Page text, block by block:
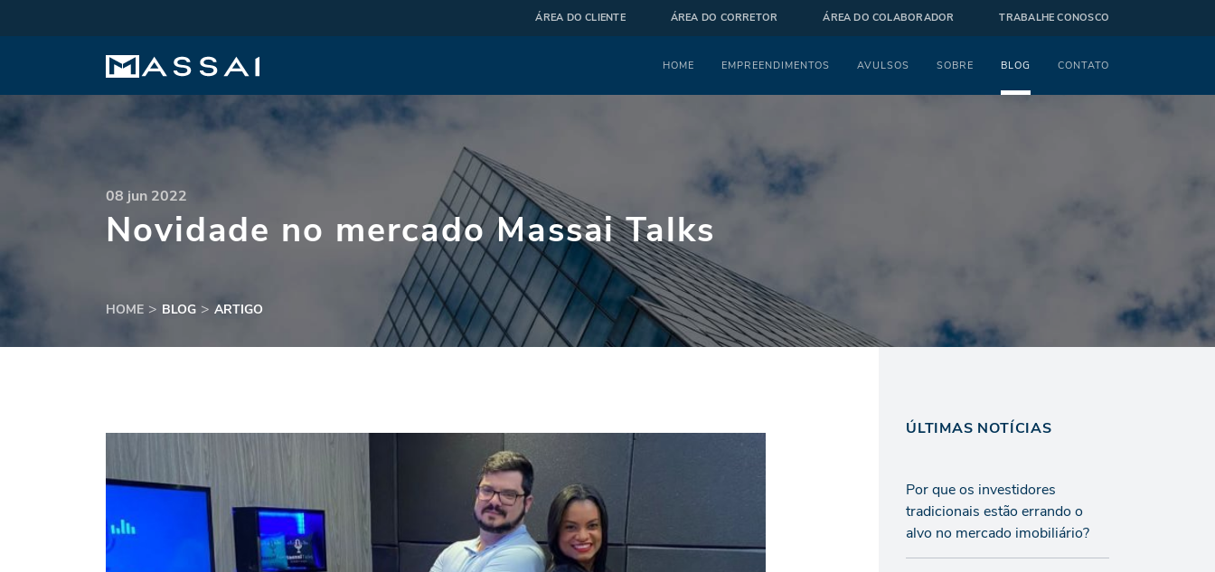
ÁREA DO CLIENTE ÁREA DO CORRETOR ÁREA DO COLABORADOR TRABALHE CONOSCO
Menu
HOME EMPREENDIMENTOS AVULSOS SOBRE BLOG CONTATO
08 jun 2022
Novidade no mercado Massai Talks
HOME BLOG ARTIGO
ÚLTIMAS NOTÍCIAS
Por que os investidores
tradicionais estão errando o
alvo no mercado imobiliário?